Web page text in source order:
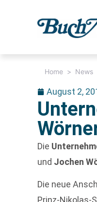
Home > News
August 2,
Die
und Jochen
Die neue